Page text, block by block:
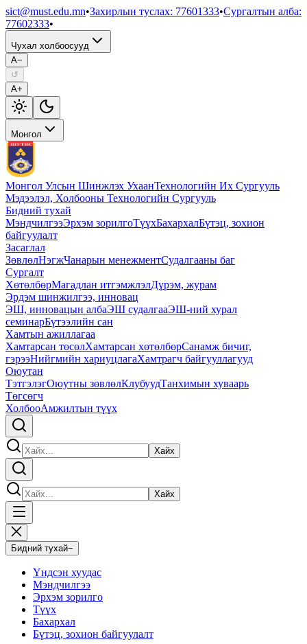
sict@must.edu.mn•Захирлын туслах: 77601333•Сургалтын алба:
77602333•
Чухал холбоосууд
A−
↺
A+
Монгол
Монгол Улсын Шинжлэх УхаанТехнологийн Их Сургууль
Мэдээлэл, Холбооны Технологийн Сургууль
Бидний тухай
МэндчилгээЭрхэм зорилгоТүүхБахархалБүтэц, зохион
байгуулалт
Засаглал
ЗөвлөлНэгжЧанарын менежментСудалгааны баг
Сургалт
ХөтөлбөрМагадлан итгэмжлэлДүрэм, журам
Эрдэм шинжилгээ, инновац
ЭШ, инновацын албаЭШ судалгааЭШ-ний хурал
семинарБүтээлийн сан
Хамтын ажиллагаа
Хамтарсан төсөлХамтарсан хөтөлбөрСанамж бичиг,
гэрээНийгмийн хариуцлагаХамтрагч байгууллагууд
Оюутан
ТэтгэлэгОюутны зөвлөлКлубуудТанхимын хуваарь
Төгсөгч
ХолбооАмжилтын түүх
Хайх
Хайх
Бидний тухай−
Үндсэн хуудас
Мэндчилгээ
Эрхэм зорилго
Түүх
Бахархал
Бүтэц, зохион байгуулалт